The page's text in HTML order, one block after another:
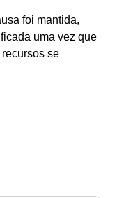
foi mantida,
uma vez que
se